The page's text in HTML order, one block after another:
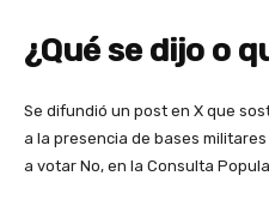
¿Qué se dijo o
Se difundió un post en X que
a la presencia de bases
a votar No, en la Consulta